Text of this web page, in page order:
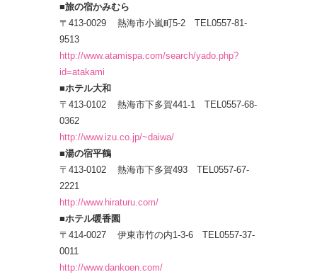
■旅の宿かみむら
〒413-0029 熱海市小嵐町5-2 TEL0557-81-
9513
http://www.atamispa.com/search/yado.php?
id=atakami
■ホテル大和
〒413-0102 熱海市下多賀441-1 TEL0557-68-
0362
http://www.izu.co.jp/~daiwa/
■湯の宿平鶴
〒413-0102 熱海市下多賀493 TEL0557-67-
2221
http://www.hiraturu.com/
■ホテル暖香園
〒414-0027 伊東市竹の内1-3-6 TEL0557-37-
0011
http://www.dankoen.com/